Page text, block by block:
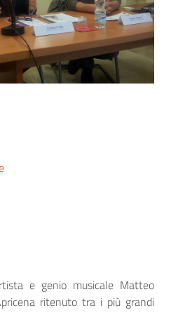
e genio musicale Matteo
ritenuto tra i più grandi